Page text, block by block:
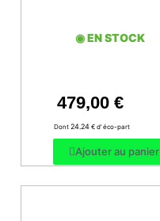
◉ EN STOCK
479,00 €
Dont 24.24 € d’ éco-part
Ajouter au panier